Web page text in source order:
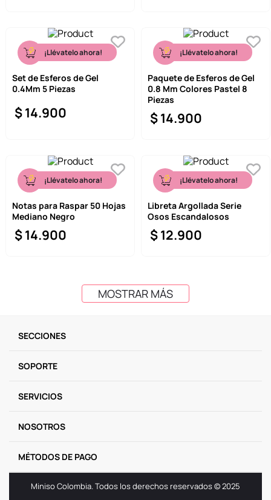
¡Llévatelo ahora!
Set de Esferos de Gel
0.4Mm 5 Piezas
$14.900
¡Llévatelo ahora!
Paquete de Esferos de Gel
0.8 Mm Colores Pastel 8
Piezas
$14.900
¡Llévatelo ahora!
Notas para Raspar 50 Hojas
Mediano Negro
$14.900
¡Llévatelo ahora!
Libreta Argollada Serie
Osos Escandalosos
$12.900
MOSTRAR MÁS
SECCIONES
SOPORTE
SERVICIOS
NOSOTROS
MÉTODOS DE PAGO
Miniso Colombia. Todos los derechos reservados © 2025